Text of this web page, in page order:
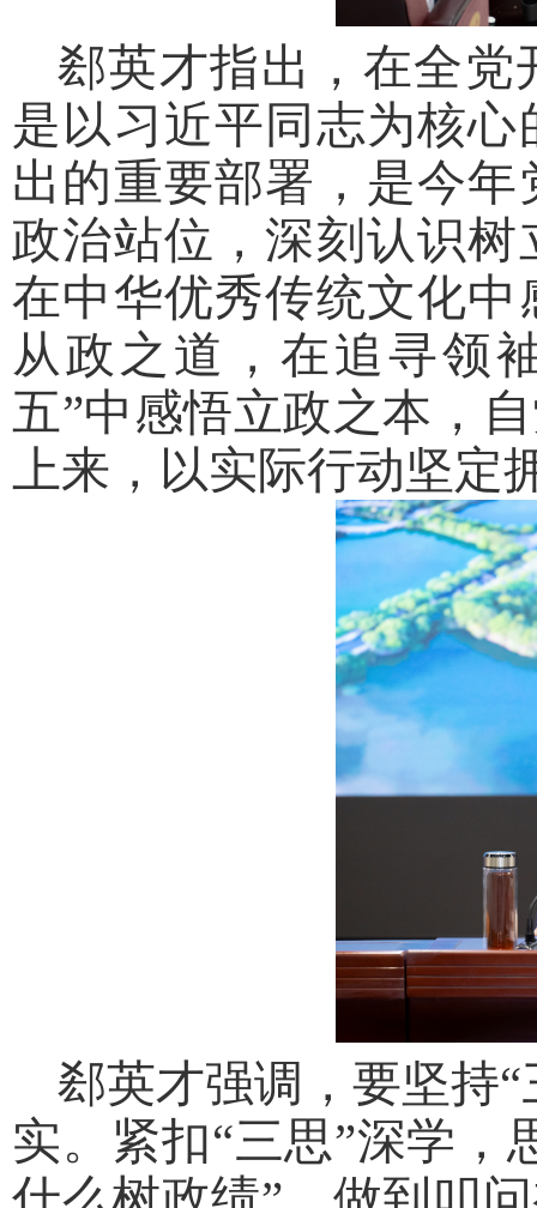
郄英才指出，在全党
是以习近平同志为核
出的重要部署，是今
政治站位，深刻认识
在中华优秀传统文化
从政之道，在追寻领
五”中感悟立政之本，
上来，以实际行动坚定
郄英才强调，要坚持
实。紧扣“三思”深学，